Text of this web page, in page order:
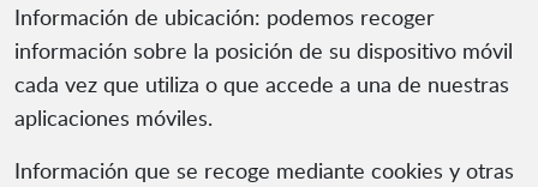
Información de ubicación: podemos recoger
información sobre la posición de su dispositivo móvil
cada vez que utiliza o que accede a una de nuestras
aplicaciones móviles.
Información que se recoge mediante cookies y otras